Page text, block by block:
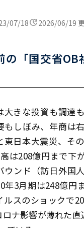
不正対策
セミナー情報
07/18 2026/06/19
の「国交省OB
大きな投資も調達
もしぼみ、年商は
東日本大震災、そ
は208億円まで下
ウンド（訪日外国
年3月期は248億円
スのショックで
ナ影響が薄れた直